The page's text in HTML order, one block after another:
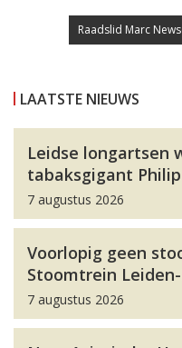
Raadslid Marc
LAATSTE NIEUWS
Leidse longartsen
tabaksgigant
7 augustus 2026
Voorlopig geen
Stoomtrein
7 augustus 2026